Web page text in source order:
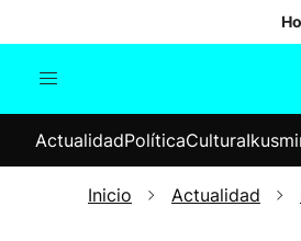
Internacional
ActualidadPolíticaCultura
Inicio Actualidad